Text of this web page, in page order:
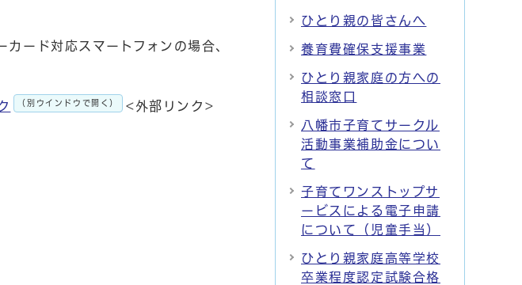
ード対応スマートフォンの場合、
（別ウインドウで開く） <外部リンク>
ひとり親の皆さんへ
養育費確保支援事業
ひとり親家庭の方への
相談窓口
八幡市子育てサークル
活動事業補助金につい
て
子育てワンストップサ
ービスによる電子申請
について（児童手当）
ひとり親家庭高等学校
卒業程度認定試験合格